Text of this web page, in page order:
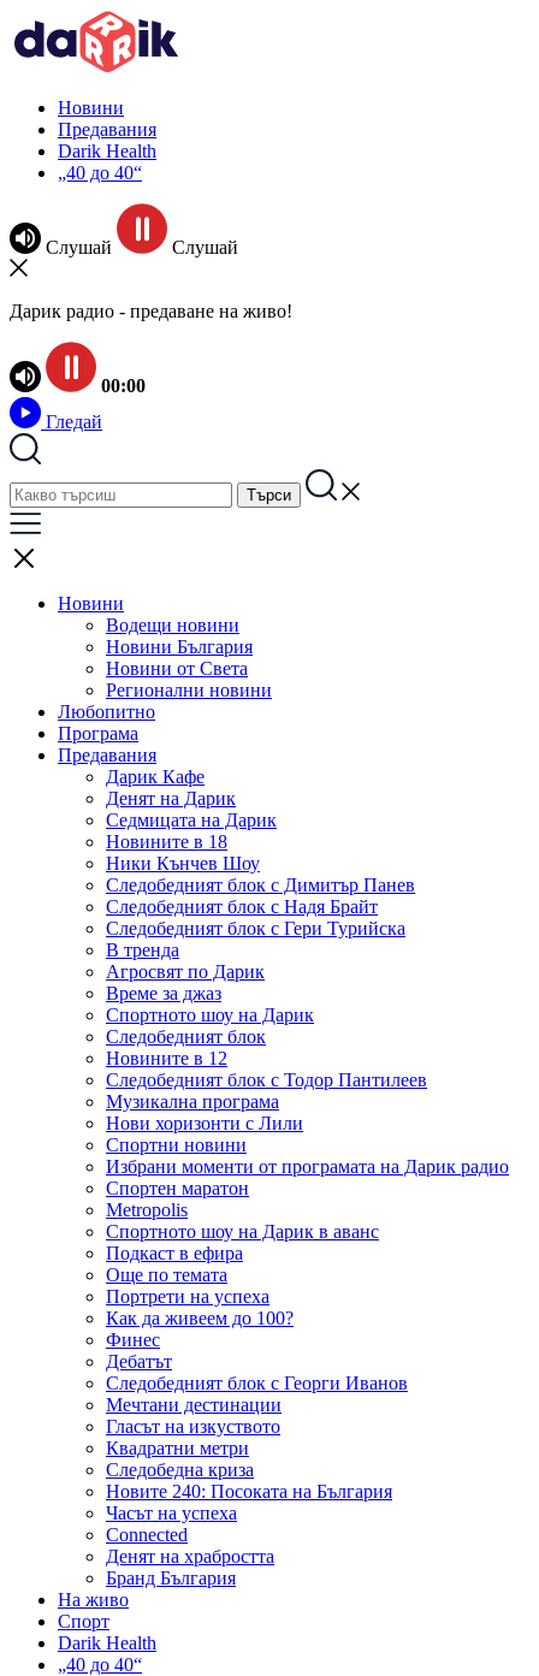
Новини
Предавания
Darik Health
„40 до 40“
Слушай Слушай
Дарик радио - предаване на живо!
00:00
Гледай
Новини
Водещи новини
Новини България
Новини от Света
Регионални новини
Любопитно
Програма
Предавания
Дарик Кафе
Денят на Дарик
Седмицата на Дарик
Новините в 18
Ники Кънчев Шоу
Следобедният блок с Димитър Панев
Следобедният блок с Надя Брайт
Следобедният блок с Гери Турийска
В тренда
Агросвят по Дарик
Време за джаз
Спортното шоу на Дарик
Следобедният блок
Новините в 12
Следобедният блок с Тодор Пантилеев
Музикална програма
Нови хоризонти с Лили
Спортни новини
Избрани моменти от програмата на Дарик радио
Спортен маратон
Metropolis
Спортното шоу на Дарик в аванс
Подкаст в ефира
Още по темата
Портрети на успеха
Как да живеем до 100?
Финес
Дебатът
Следобедният блок с Георги Иванов
Мечтани дестинации
Гласът на изкуството
Квадратни метри
Следобедна криза
Новите 240: Посоката на България
Часът на успеха
Connected
Денят на храбростта
Бранд България
На живо
Спорт
Darik Health
„40 до 40“